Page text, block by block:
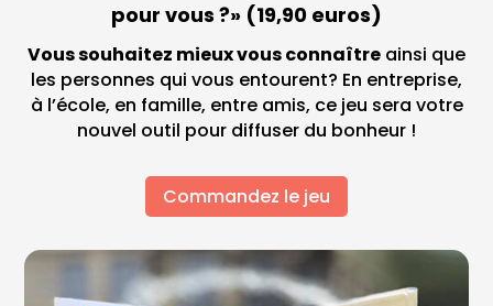
pour vous ?» (19,90 euros)
Vous souhaitez mieux vous connaître ainsi que
les personnes qui vous entourent? En entreprise,
à l’école, en famille, entre amis, ce jeu sera votre
nouvel outil pour diffuser du bonheur !
Commandez le jeu